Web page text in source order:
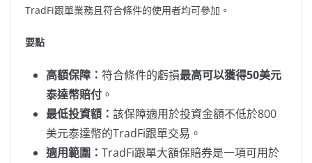
TradFi跟單業務且符合條件的使用者均可參加。
要點
高額保障： 符合條件的虧損最高可以獲得50美元
泰達幣賠付 。
最低投資額： 該保障適用於投資金額不低於800
美元泰達幣的TradFi跟單交易。
適用範圍： TradFi跟單大額保賠券是一項可用於